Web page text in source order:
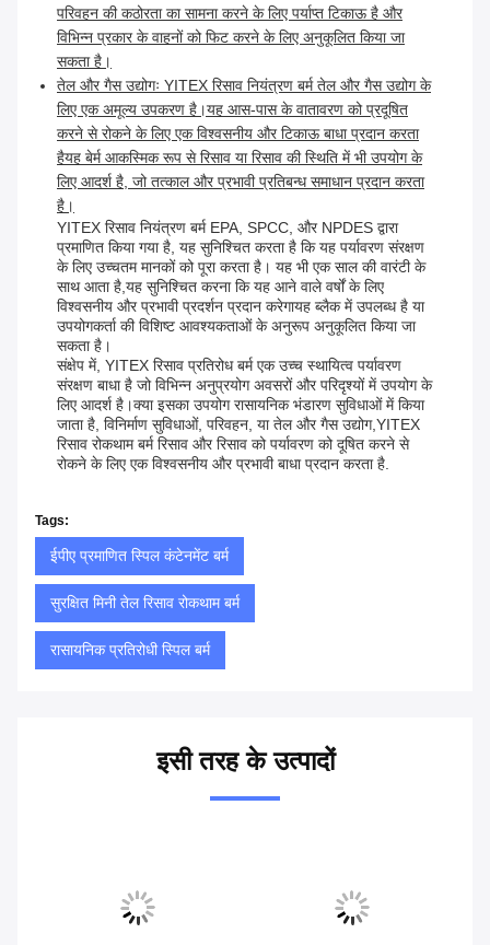
परिवहन की कठोरता का सामना करने के लिए पर्याप्त टिकाऊ है और
विभिन्न प्रकार के वाहनों को फिट करने के लिए अनुकूलित किया जा
सकता है।
तेल और गैस उद्योगः YITEX रिसाव नियंत्रण बर्म तेल और गैस उद्योग के
लिए एक अमूल्य उपकरण है।यह आस-पास के वातावरण को प्रदूषित
करने से रोकने के लिए एक विश्वसनीय और टिकाऊ बाधा प्रदान करता
हैयह बेर्म आकस्मिक रूप से रिसाव या रिसाव की स्थिति में भी उपयोग के
लिए आदर्श है, जो तत्काल और प्रभावी प्रतिबन्ध समाधान प्रदान करता
है।
YITEX रिसाव नियंत्रण बर्म EPA, SPCC, और NPDES द्वारा
प्रमाणित किया गया है, यह सुनिश्चित करता है कि यह पर्यावरण संरक्षण
के लिए उच्चतम मानकों को पूरा करता है। यह भी एक साल की वारंटी के
साथ आता है,यह सुनिश्चित करना कि यह आने वाले वर्षों के लिए
विश्वसनीय और प्रभावी प्रदर्शन प्रदान करेगायह ब्लैक में उपलब्ध है या
उपयोगकर्ता की विशिष्ट आवश्यकताओं के अनुरूप अनुकूलित किया जा
सकता है।
संक्षेप में, YITEX रिसाव प्रतिरोध बर्म एक उच्च स्थायित्व पर्यावरण
संरक्षण बाधा है जो विभिन्न अनुप्रयोग अवसरों और परिदृश्यों में उपयोग के
लिए आदर्श है।क्या इसका उपयोग रासायनिक भंडारण सुविधाओं में किया
जाता है, विनिर्माण सुविधाओं, परिवहन, या तेल और गैस उद्योग,YITEX
रिसाव रोकथाम बर्म रिसाव और रिसाव को पर्यावरण को दूषित करने से
रोकने के लिए एक विश्वसनीय और प्रभावी बाधा प्रदान करता है.
Tags:
ईपीए प्रमाणित स्पिल कंटेनमेंट बर्म
सुरक्षित मिनी तेल रिसाव रोकथाम बर्म
रासायनिक प्रतिरोधी स्पिल बर्म
इसी तरह के उत्पादों